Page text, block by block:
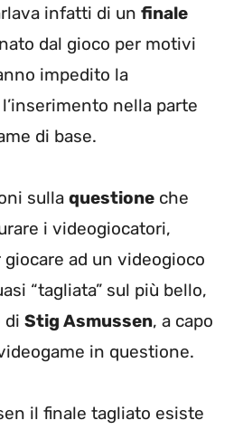
infatti di un finale
dal gioco per motivi
impedito la
l’inserimento nella parte
di base.
sulla questione che
i videogiocatori,
ad un videogioco
“tagliata” sul più bello,
di Stig Asmussen, a capo
in questione.
il finale tagliato esiste